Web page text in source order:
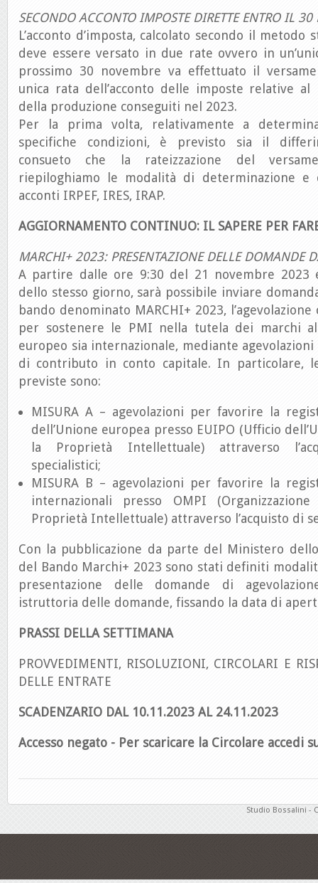
SECONDO ACCONTO IMPOSTE DIRETTE ENTRO IL 30
L’acconto d’imposta, calcolato secondo il metodo
deve essere versato in due rate ovvero in
prossimo 30 novembre va effettuato il
unica rata dell’acconto delle imposte relative
della produzione conseguiti nel 2023.
Per la prima volta, relativamente a
specifiche condizioni, è previsto sia il
consueto che la rateizzazione del
riepiloghiamo le modalità di determinazione e
acconti IRPEF, IRES, IRAP.
AGGIORNAMENTO CONTINUO: IL SAPERE PER
MARCHI+ 2023: PRESENTAZIONE DELLE DOMANDE
A partire dalle ore 9:30 del 21 novembre 2023
dello stesso giorno, sarà possibile inviare
bando denominato MARCHI+ 2023,
per sostenere le PMI nella tutela dei marchi
europeo sia internazionale, mediante agevolazioni
di contributo in conto capitale. In particolare,
previste sono:
MISURA A – agevolazioni per favorire la
dell’Unione europea presso EUIPO (Ufficio
la Proprietà Intellettuale) attraverso
specialistici;
MISURA B – agevolazioni per favorire la
internazionali presso OMPI
Proprietà Intellettuale) attraverso l’acquisto di
Con la pubblicazione da parte del Ministero
del Bando Marchi+ 2023 sono stati definiti
presentazione delle domande di
istruttoria delle domande, fissando la data di
PRASSI DELLA SETTIMANA
PROVVEDIMENTI, RISOLUZIONI, CIRCOLARI E
DELLE ENTRATE
SCADENZARIO DAL 10.11.2023 AL 24.11.2023
Accesso negato - Per scaricare la Circolare accedi
Studio Bossalini -